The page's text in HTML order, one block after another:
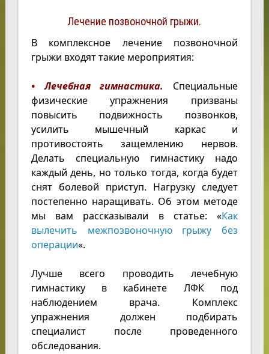
Лечение позвоночной грыжи.
В комплексное лечение позвоночной
грыжи входят такие мероприятия:
• Лечебная гимнастика.
Специальные
физические упражнения призваны
повысить подвижность позвонков,
усилить мышечный каркас и
противостоять защемлению нервов.
Делать специальную гимнастику надо
каждый день, но только тогда, когда будет
снят болевой приступ. Нагрузку следует
постепенно наращивать. Об этом методе
мы вам рассказывали в статье: «Как
вылечить межпозвоночную грыжу без
операции«.
Лучше всего проводить лечебную
гимнастику в кабинете ЛФК под
наблюдением врача. Комплекс
упражнения должен подбирать
специалист после проведенного
обследования.